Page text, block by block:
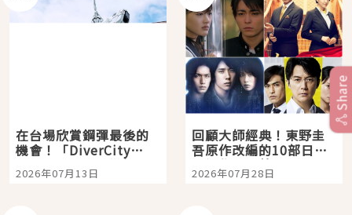
在台場欣賞鋼彈最後的
機會！「DiverCity
Tokyo Plaza」搭船、
購物、美食及夜景，一
2026年07月13日
回顧大師經典！東野圭
吾原作改編的10部日本
影視作品推薦
2026年07月28日
Share